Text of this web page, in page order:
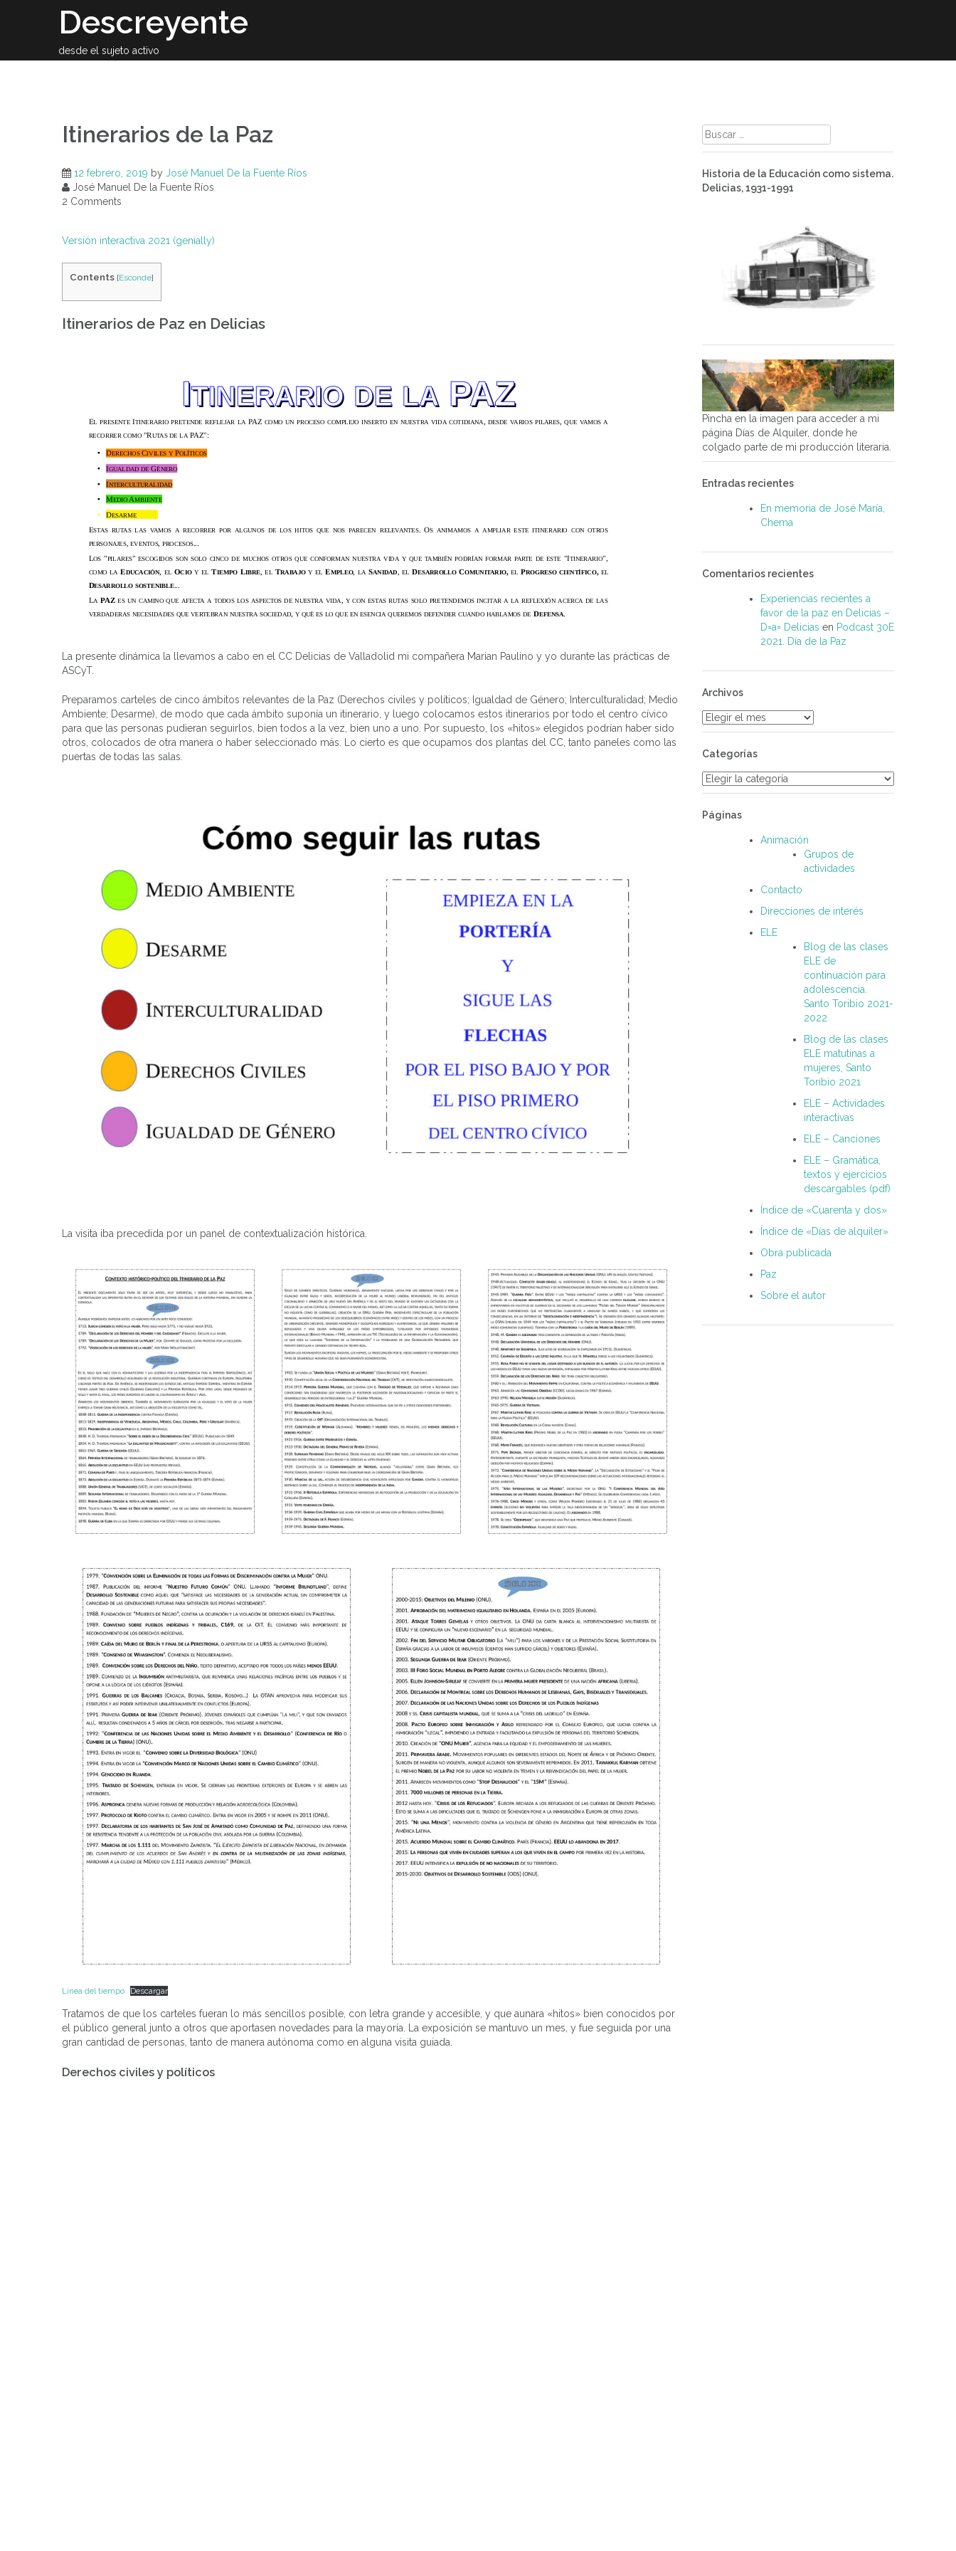
Descreyente
desde el sujeto activo
Itinerarios de la Paz
12 febrero, 2019 by José Manuel De la Fuente Ríos
José Manuel De la Fuente Ríos
2 Comments
Versión interactiva 2021 (genially)
Contents [Esconde]
Itinerarios de Paz en Delicias
La presente dinámica la llevamos a cabo en el CC Delicias de Valladolid mi compañera Marian Paulino y yo durante las prácticas de
ASCyT.
Preparamos carteles de cinco ámbitos relevantes de la Paz (Derechos civiles y políticos; Igualdad de Género; Interculturalidad; Medio
Ambiente; Desarme), de modo que cada ámbito suponía un itinerario, y luego colocamos estos itinerarios por todo el centro cívico
para que las personas pudieran seguirlos, bien todos a la vez, bien uno a uno. Por supuesto, los «hitos» elegidos podrían haber sido
otros, colocados de otra manera o haber seleccionado más. Lo cierto es que ocupamos dos plantas del CC, tanto paneles como las
puertas de todas las salas.
La visita iba precedida por un panel de contextualización histórica.
Línea del tiempo Descargar
Tratamos de que los carteles fueran lo más sencillos posible, con letra grande y accesible, y que aunara «hitos» bien conocidos por
el público general junto a otros que aportasen novedades para la mayoría. La exposición se mantuvo un mes, y fue seguida por una
gran cantidad de personas, tanto de manera autónoma como en alguna visita guiada.
Derechos civiles y políticos
Buscar:
Historia de la Educación como sistema.
Delicias, 1931-1991
Pincha en la imagen para acceder a mi
página Días de Alquiler, donde he
colgado parte de mi producción literaria.
Entradas recientes
En memoria de José María,
Chema
Comentarios recientes
Experiencias recientes a
favor de la paz en Delicias –
D=a= Delicias en Podcast 30E
2021. Día de la Paz
Archivos
Archivos
Categorías
Categorías
Páginas
Animación
Grupos de
actividades
Contacto
Direcciones de interés
ELE
Blog de las clases
ELE de
continuación para
adolescencia.
Santo Toribio 2021-
2022
Blog de las clases
ELE matutinas a
mujeres, Santo
Toribio 2021
ELE – Actividades
interactivas
ELE – Canciones
ELE – Gramática,
textos y ejercicios
descargables (pdf)
Índice de «Cuarenta y dos»
Índice de «Días de alquiler»
Obra publicada
Paz
Sobre el autor